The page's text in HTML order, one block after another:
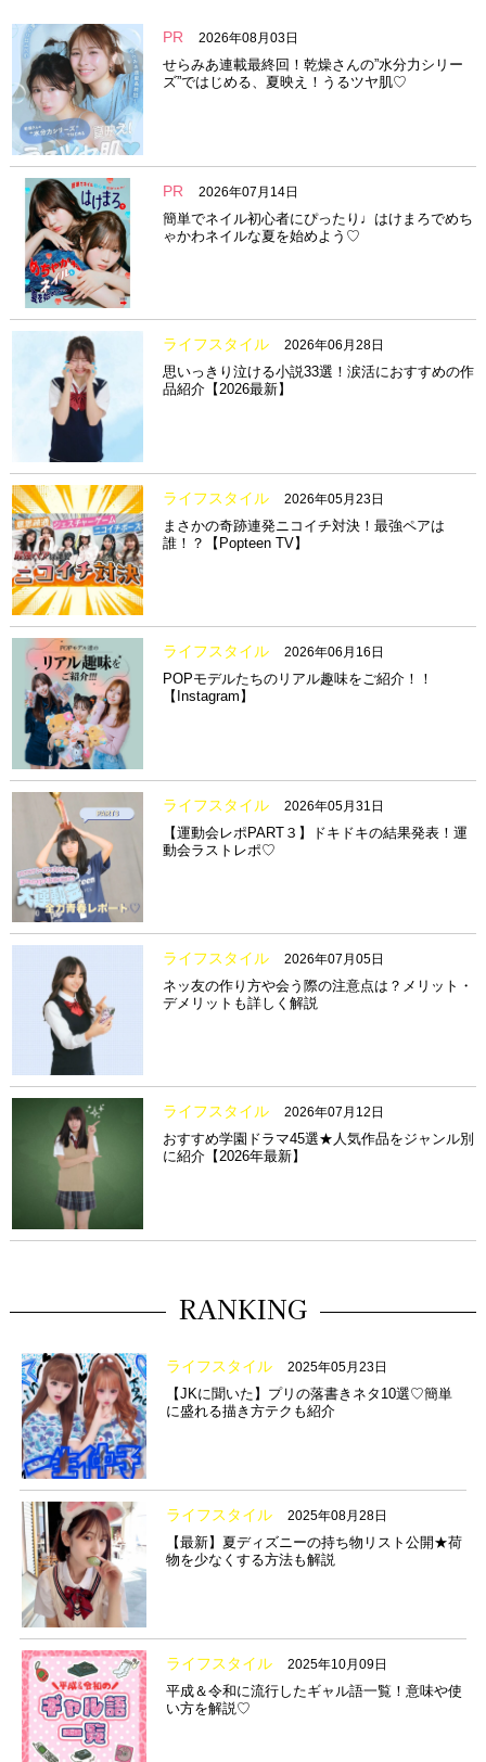
PR 2026年08月03日
せらみあ連載最終回！乾燥さんの”水分力シリー
ズ”ではじめる、夏映え！うるツヤ肌♡
PR 2026年07月14日
簡単でネイル初心者にぴったり♩はけまろでめち
ゃかわネイルな夏を始めよう♡
ライフスタイル 2026年06月28日
思いっきり泣ける小説33選！涙活におすすめの作
品紹介【2026最新】
ライフスタイル 2026年05月23日
まさかの奇跡連発ニコイチ対決！最強ペアは
誰！？【Popteen TV】
ライフスタイル 2026年06月16日
POPモデルたちのリアル趣味をご紹介！！
【Instagram】
ライフスタイル 2026年05月31日
【運動会レポPART３】ドキドキの結果発表！運
動会ラストレポ♡
ライフスタイル 2026年07月05日
ネッ友の作り方や会う際の注意点は？メリット・
デメリットも詳しく解説
ライフスタイル 2026年07月12日
おすすめ学園ドラマ45選★人気作品をジャンル別
に紹介【2026年最新】
RANKING
ライフスタイル 2025年05月23日
【JKに聞いた】プリの落書きネタ10選♡簡単
に盛れる描き方テクも紹介
ライフスタイル 2025年08月28日
【最新】夏ディズニーの持ち物リスト公開★荷
物を少なくする方法も解説
ライフスタイル 2025年10月09日
平成＆令和に流行したギャル語一覧！意味や使
い方を解説♡